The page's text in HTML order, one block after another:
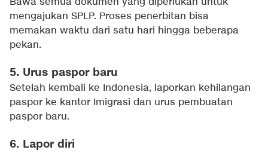
mengajukan SPLP. Proses penerbitan bisa
memakan waktu dari satu hari hingga beberapa
pekan.
5. Urus paspor baru
Setelah kembali ke Indonesia, laporkan kehilangan
paspor ke kantor Imigrasi dan urus pembuatan
paspor baru.
6. Lapor diri